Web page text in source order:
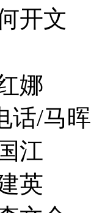
开文
娜
/马
江
英